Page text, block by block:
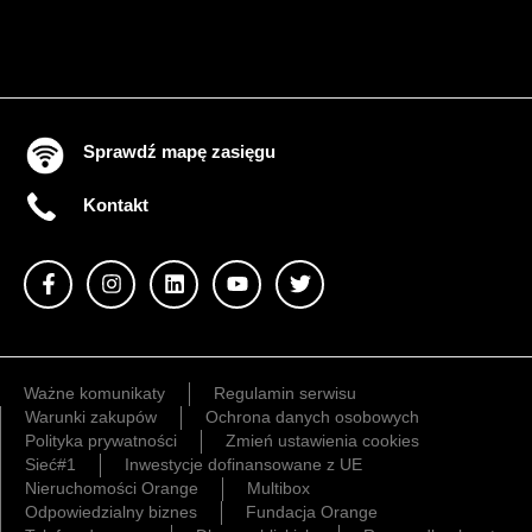
Sprawdź mapę zasięgu
Kontakt
Ważne komunikaty
Regulamin serwisu
Warunki zakupów
Ochrona danych osobowych
Polityka prywatności
Zmień ustawienia cookies
Sieć#1
Inwestycje dofinansowane z UE
Nieruchomości Orange
Multibox
Odpowiedzialny biznes
Fundacja Orange